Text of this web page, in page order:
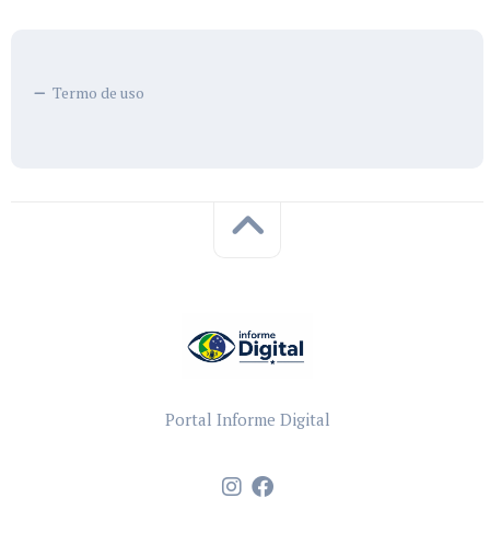
Termo de uso
Portal Informe Digital